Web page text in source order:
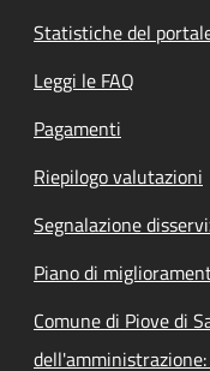
Statistiche del
Leggi le FAQ
Pagamenti
Riepilogo valutazioni
Segnalazione
Piano di
Comune di Piove di